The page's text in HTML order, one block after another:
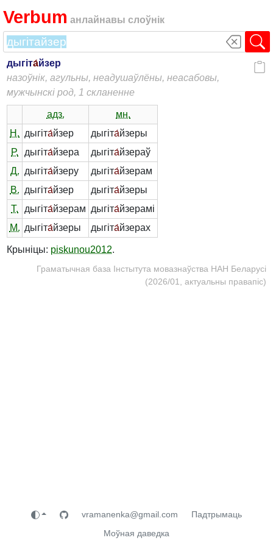
Verbum анлайнавы слоўнік
дыгіта́йзер
назоўнік, агульны, неадушаўлёны, неасабовы,
мужчынскі род, 1 скланенне
адз.
мн.
Н. дыгіта́йзер дыгіта́йзеры
Р.
дыгіта́йзера дыгіта́йзераў
Д. дыгіта́йзеру дыгіта́йзерам
В. дыгіта́йзер дыгіта́йзеры
Т.
дыгіта́йзерам дыгіта́йзерамі
М. дыгіта́йзеры дыгіта́йзерах
Крыніцы: piskunou2012.
Граматычная база Інстытута мовазнаўства НАН Беларусі
(2026/01, актуальны правапіс)
vramanenka@gmail.com
Падтрымаць
Моўная даведка